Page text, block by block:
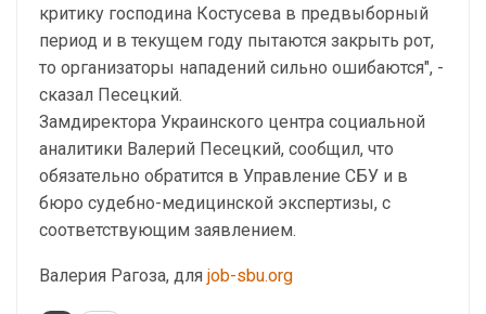
критику господина Костусева в предвыборный
период и в текущем году пытаются закрыть рот,
то организаторы нападений сильно ошибаются", -
сказал Песецкий.
Замдиректора Украинского центра социальной
аналитики Валерий Песецкий, сообщил, что
обязательно обратится в Управление СБУ и в
бюро судебно-медицинской экспертизы, с
соответствующим заявлением.
Валерия Рагоза, для job-sbu.org